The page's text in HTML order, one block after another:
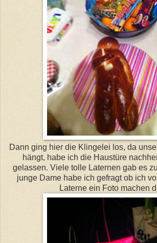
Dann ging hier die Klingelei los, da
hängt, habe ich die Haustüre
gelassen. Viele tolle Laternen gab es
junge Dame habe ich gefragt ob ich
Laterne ein Foto machen